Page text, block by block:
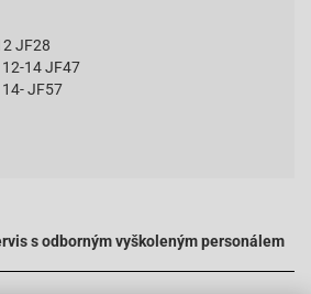
JF28
12-14 JF47
14- JF57
s odborným vyškoleným personálem